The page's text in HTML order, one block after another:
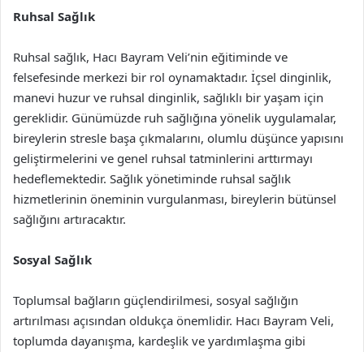
Ruhsal Sağlık
Ruhsal sağlık, Hacı Bayram Veli’nin eğitiminde ve
felsefesinde merkezi bir rol oynamaktadır. İçsel dinginlik,
manevi huzur ve ruhsal dinginlik, sağlıklı bir yaşam için
gereklidir. Günümüzde ruh sağlığına yönelik uygulamalar,
bireylerin stresle başa çıkmalarını, olumlu düşünce yapısını
geliştirmelerini ve genel ruhsal tatminlerini arttırmayı
hedeflemektedir. Sağlık yönetiminde ruhsal sağlık
hizmetlerinin öneminin vurgulanması, bireylerin bütünsel
sağlığını artıracaktır.
Sosyal Sağlık
Toplumsal bağların güçlendirilmesi, sosyal sağlığın
artırılması açısından oldukça önemlidir. Hacı Bayram Veli,
toplumda dayanışma, kardeşlik ve yardımlaşma gibi